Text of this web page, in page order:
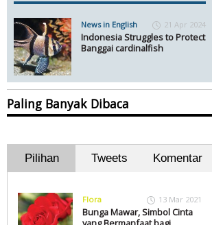
News in English 21 Apr 2024
Indonesia Struggles to Protect
Banggai cardinalfish
Paling Banyak Dibaca
Pilihan Tweets Komentar
Flora 13 Mar 2021
Bunga Mawar, Simbol Cinta